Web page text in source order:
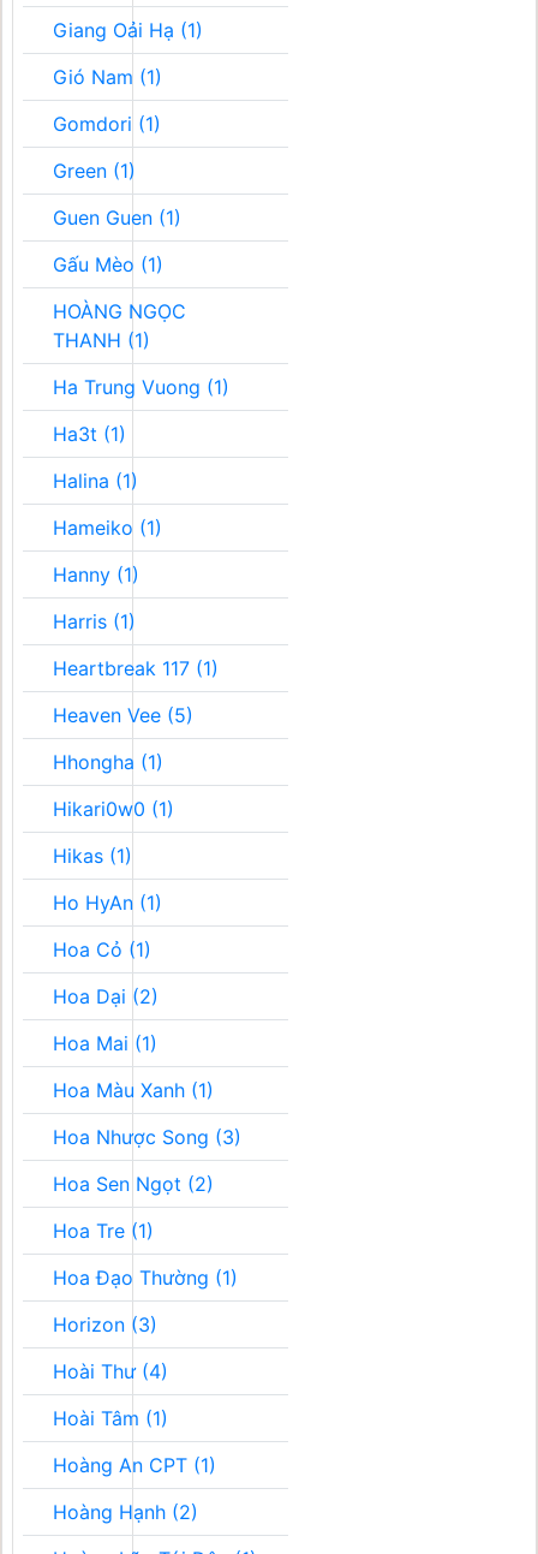
Giang Oải Hạ (1)
Gió Nam (1)
Gomdori (1)
Green (1)
Guen Guen (1)
Gấu Mèo (1)
HOÀNG NGỌC
THANH (1)
Ha Trung Vuong (1)
Ha3t (1)
Halina (1)
Hameiko (1)
Hanny (1)
Harris (1)
Heartbreak 117 (1)
Heaven Vee (5)
Hhongha (1)
Hikari0w0 (1)
Hikas (1)
Ho HyAn (1)
Hoa Cỏ (1)
Hoa Dại (2)
Hoa Mai (1)
Hoa Màu Xanh (1)
Hoa Nhược Song (3)
Hoa Sen Ngọt (2)
Hoa Tre (1)
Hoa Đạo Thường (1)
Horizon (3)
Hoài Thư (4)
Hoài Tâm (1)
Hoàng An CPT (1)
Hoàng Hạnh (2)